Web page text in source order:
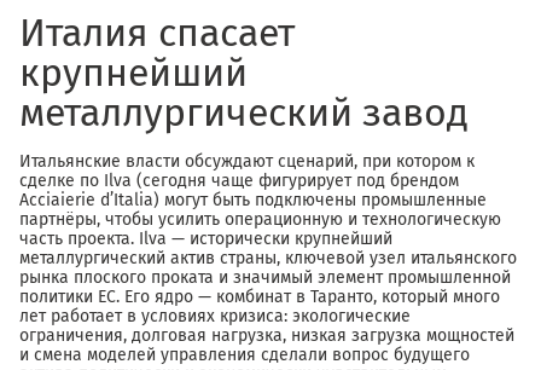
Италия спасает
крупнейший
металлургический завод
Итальянские власти обсуждают сценарий, при котором к
сделке по Ilva (сегодня чаще фигурирует под брендом
Acciaierie d’Italia) могут быть подключены промышленные
партнёры, чтобы усилить операционную и технологическую
часть проекта. Ilva — исторически крупнейший
металлургический актив страны, ключевой узел итальянского
рынка плоского проката и значимый элемент промышленной
политики ЕС. Его ядро — комбинат в Таранто, который много
лет работает в условиях кризиса: экологические
ограничения, долговая нагрузка, низкая загрузка мощностей
и смена моделей управления сделали вопрос будущего